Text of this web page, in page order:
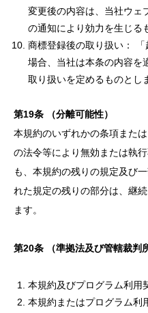
変更後の内容は、当社ウェ
の通知により効力を生じる
商標登録後の取り扱い：
場合、当社は本条の内容を
取り扱いを定めるものとし
第19条
（分離可能性）
本規約のいずれかの条項また
の法令等により無効または執
も、本規約の残りの規定及び
れた規定の残りの部分は、継
ます。
第20条 （準拠法及び管轄裁判
本規約及びプログラム利用
本規約またはプログラム利